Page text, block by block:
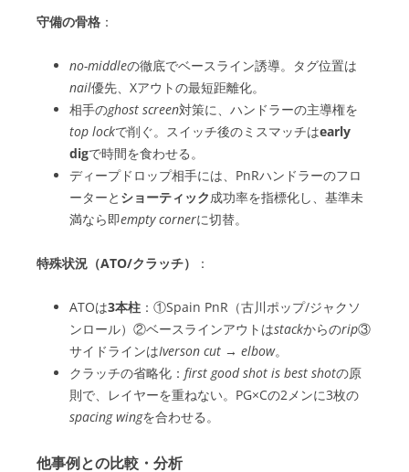
守備の骨格 ：
no-middleの徹底でベースライン誘導。タグ位置は
nail優先、Xアウトの最短距離化。
相手のghost screen対策に、ハンドラーの主導権を
top lockで削ぐ。スイッチ後のミスマッチはearly
digで時間を食わせる。
ディープドロップ相手には、PnRハンドラーのフロ
ーターと ショーティック成功率を指標化し、基準未
満なら即empty cornerに切替。
特殊状況（ATO/クラッチ） ：
ATOは3本柱 ：①Spain PnR（古川ポップ/ジャクソ
ンロール）②ベースラインアウトはstackからのrip③
サイドラインはIverson cut → elbow。
クラッチの省略化： first good shot is best shotの原
則で、レイヤーを重ねない。PG×Cの2メンに3枚の
spacing wingを合わせる。
他事例との比較・分析